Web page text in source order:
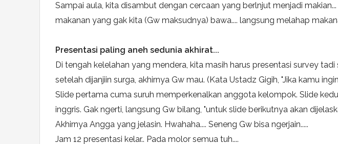
Sampai aula, kita disambut dengan cercaan yang berlnjut menjadi
makanan yang gak kita (Gw maksudnya) bawa.... langsung melahap
Presentasi paling aneh sedunia akhirat...
Di tengah kelelahan yang mendera, kita masih harus presentasi survey
setelah dijanjiin surga, akhirnya Gw mau. (Kata Ustadz Gigih, "Jika kamu
Slide pertama cuma suruh memperkenalkan anggota kelompok. Slide
inggris. Gak ngerti, langsung Gw bilang, "untuk slide berikutnya akan
Akhirnya Angga yang jelasin. Hwahaha.... Seneng Gw bisa ngerjain.....
Jam 12 presentasi kelar.. Pada molor semua tuh....